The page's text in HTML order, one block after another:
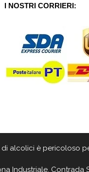
I NOSTRI CORRIERI:
alcolici è pericoloso
Industriale, Contrada